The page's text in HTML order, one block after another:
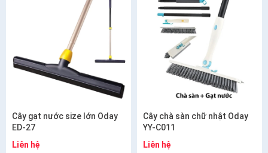
Cây gạt nước size lớn Oday
ED-27
Liên hệ
Cây chà sàn chữ nhật Oday
YY-C011
Liên hệ